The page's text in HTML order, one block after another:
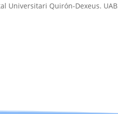
Universitari Quirón-Dexeus.